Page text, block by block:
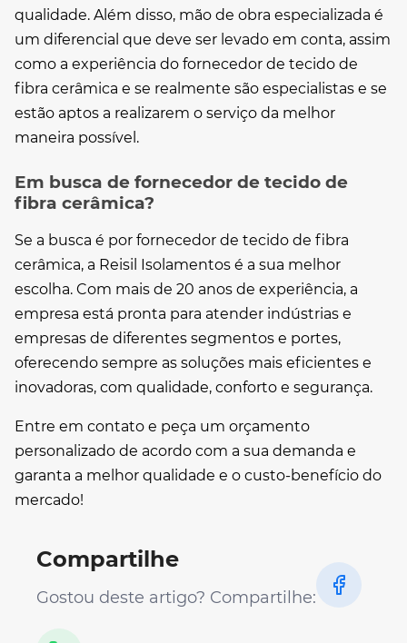
qualidade. Além disso, mão de obra especializada é
um diferencial que deve ser levado em conta, assim
como a experiência do fornecedor de tecido de
fibra cerâmica e se realmente são especialistas e se
estão aptos a realizarem o serviço da melhor
maneira possível.
Em busca de fornecedor de tecido de
fibra cerâmica?
Se a busca é por fornecedor de tecido de fibra
cerâmica, a Reisil Isolamentos é a sua melhor
escolha. Com mais de 20 anos de experiência, a
empresa está pronta para atender indústrias e
empresas de diferentes segmentos e portes,
oferecendo sempre as soluções mais eficientes e
inovadoras, com qualidade, conforto e segurança.
Entre em contato e peça um orçamento
personalizado de acordo com a sua demanda e
garanta a melhor qualidade e o custo-benefício do
mercado!
Compartilhe
Gostou deste artigo? Compartilhe: